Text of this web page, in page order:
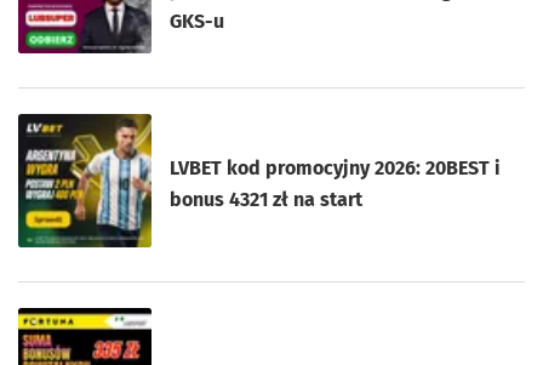
GKS-u
LVBET kod promocyjny 2026: 20BEST i
bonus 4321 zł na start